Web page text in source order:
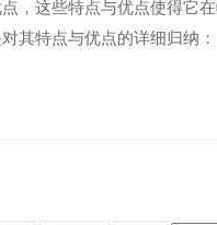
，这些特点与优点使得它
其特点与优点的详细归纳：